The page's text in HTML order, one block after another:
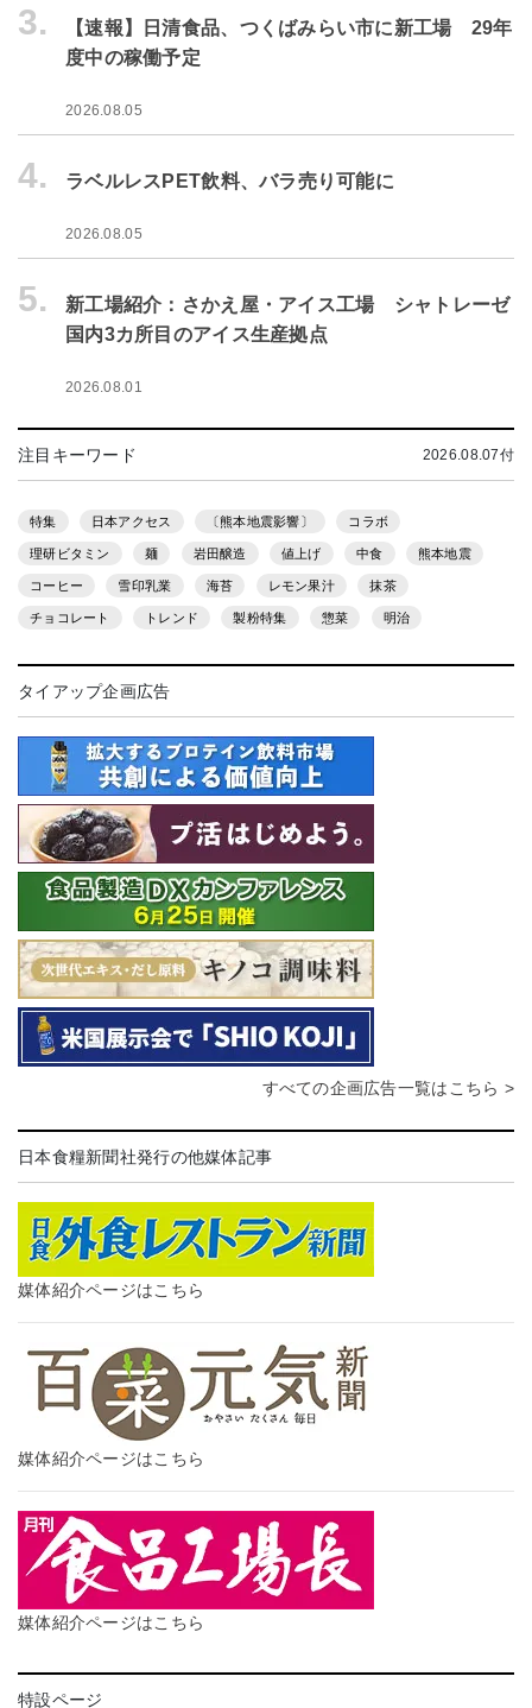
3.
【速報】日清食品、つくばみらい市に新工場 29年
度中の稼働予定
2026.08.05
4. ラベルレスPET飲料、バラ売り可能に
2026.08.05
5.
新工場紹介：さかえ屋・アイス工場 シャトレーゼ
国内3カ所目のアイス生産拠点
2026.08.01
注目キーワード 2026.08.07付
特集 日本アクセス 〔熊本地震影響〕 コラボ
理研ビタミン 麺 岩田醸造 値上げ 中食 熊本地震
コーヒー 雪印乳業 海苔 レモン果汁 抹茶
チョコレート トレンド 製粉特集 惣菜 明治
タイアップ企画広告
すべての企画広告一覧はこちら >
日本食糧新聞社発行の他媒体記事
媒体紹介ページはこちら
媒体紹介ページはこちら
媒体紹介ページはこちら
特設ページ